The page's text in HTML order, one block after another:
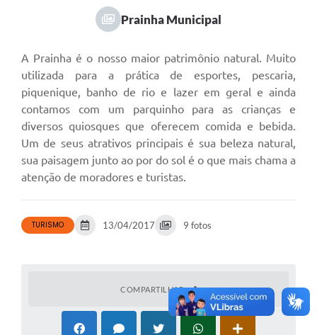
Prainha Municipal
A Prainha é o nosso maior patrimônio natural. Muito
utilizada para a prática de esportes, pescaria,
piquenique, banho de rio e lazer em geral e ainda
contamos com um parquinho para as crianças e
diversos quiosques que oferecem comida e bebida.
Um de seus atrativos principais é sua beleza natural,
sua paisagem junto ao por do sol é o que mais chama a
atenção de moradores e turistas.
TURISMO 13/04/2017 9 fotos
COMPARTILHAR